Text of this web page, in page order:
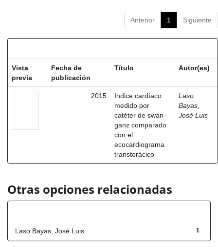
Anterior 1 Siguiente
Vista
previa
Fecha de
publicación
Título Autor(es)
2015
Indice cardíaco
medido por
catéter de swan-
ganz comparado
con el
ecocardiograma
transtorácico
Laso
Bayas,
José Luis
Otras opciones relacionadas
1
Laso Bayas, José Luis